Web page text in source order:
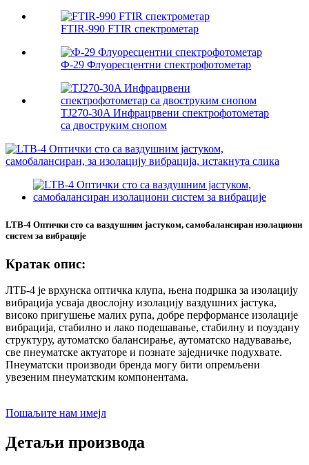
FTIR-990 FTIR спектрометар
Ф-29 Флуоресцентни спектрофотометар
TJ270-30A Инфрацрвени спектрофотометар
са двоструким снопом
LTB-4 Оптички сто са ваздушним јастуком, самобалансиран изолациони
систем за вибрације
Кратак опис:
ЛТБ-4 је врхунска оптичка клупа, њена подршка за изолацију
вибрација усваја двослојну изолацију ваздушних јастука,
високо пригушење малих рупа, добре перформансе изолације
вибрација, стабилно и лако подешавање, стабилну и поуздану
структуру, аутоматско балансирање, аутоматско надувавање,
све пнеуматске актуаторе и познате заједничке подухвате.
Пнеуматски производи бренда могу бити опремљени
увезеним пнеуматским компонентама.
Пошаљите нам имејл
Детаљи производа